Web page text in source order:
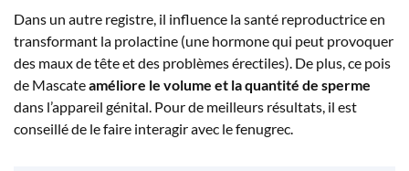
Dans un autre registre, il influence la santé reproductrice en
transformant la prolactine (une hormone qui peut provoquer
des maux de tête et des problèmes érectiles). De plus, ce pois
de Mascateaméliore le volume et la quantité de sperme
dans l’appareil génital. Pour de meilleurs résultats, il est
conseillé de le faire interagir avec le fenugrec.